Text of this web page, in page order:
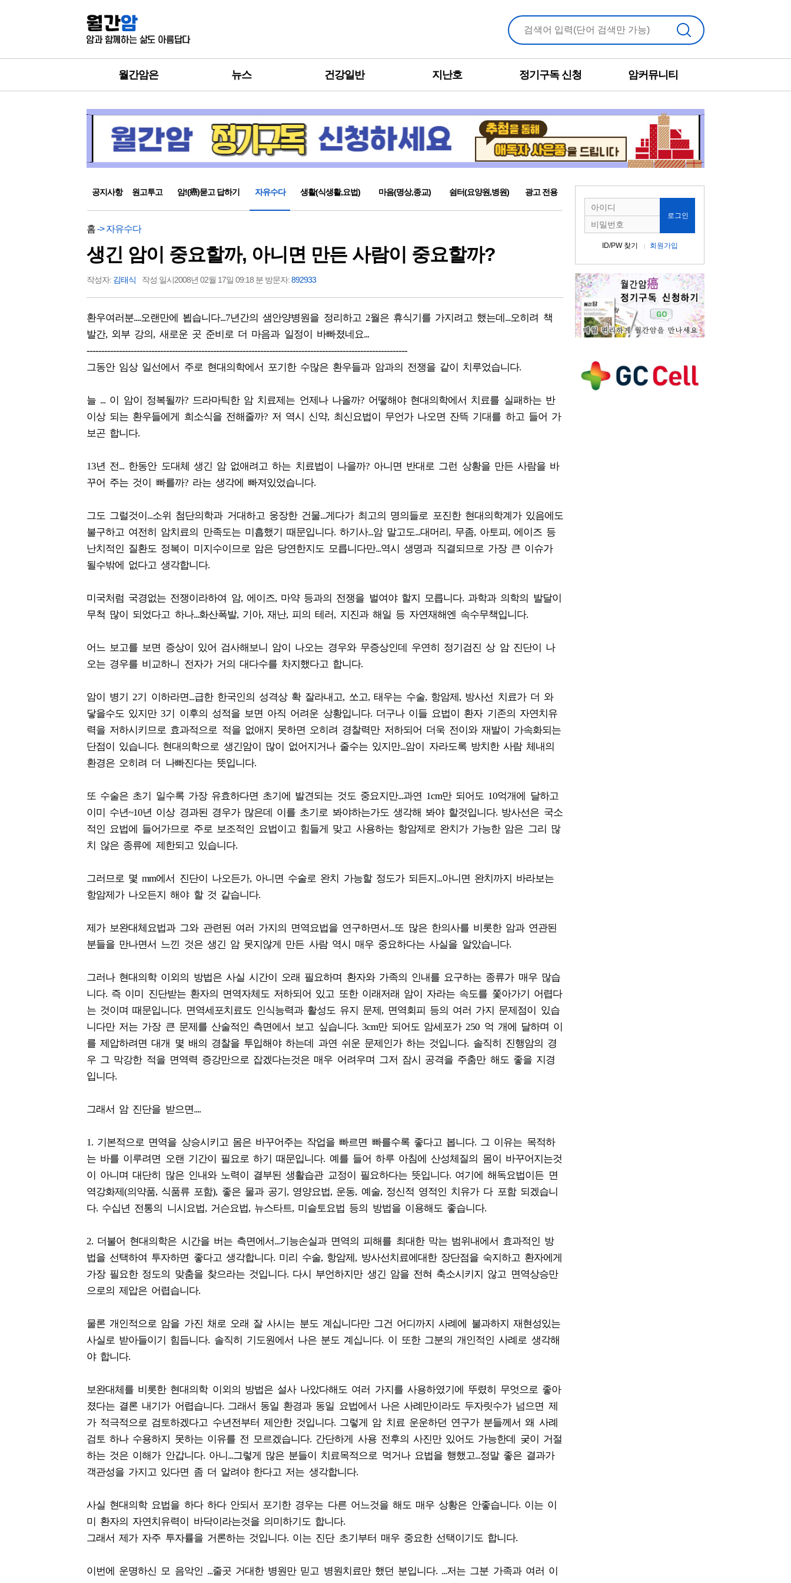
검색
월간암은 뉴스 건강일반 지난호 정기구독 신청 암커뮤니티
공지사항 원고투고 암!(癌)묻고 답하기 자유수다 생활(식생활,요법) 마음(명상,종교) 쉼터(요양원,병원) 광고 전용
홈-> 자유수다
생긴 암이 중요할까, 아니면 만든 사람이 중요할까?
작성자: 김태식 작성 일시2008년 02월 17일 09:18 분 방문자:892933
환우여러분....오랜만에 뵙습니다...7년간의 샘안양병원을 정리하고 2월은 휴식기를 가지려고 했는데...오히려 책
발간, 외부 강의, 새로운 곳 준비로 더 마음과 일정이 바빠졌네요...
-------------------------------------------------------------------------------------------------------------
그동안 임상 일선에서 주로 현대의학에서 포기한 수많은 환우들과 암과의 전쟁을 같이 치루었습니다.
늘 ... 이 암이 정복될까? 드라마틱한 암 치료제는 언제나 나올까? 어떻해야 현대의학에서 치료를 실패하는 반
이상 되는 환우들에게 희소식을 전해줄까? 저 역시 신약, 최신요법이 무언가 나오면 잔뜩 기대를 하고 들어 가
보곤 합니다.
13년 전... 한동안 도대체 생긴 암 없애려고 하는 치료법이 나을까? 아니면 반대로 그런 상황을 만든 사람을 바
꾸어 주는 것이 빠를까? 라는 생각에 빠져있었습니다.
그도 그럴것이...소위 첨단의학과 거대하고 웅장한 건물...게다가 최고의 명의들로 포진한 현대의학계가 있음에도
불구하고 여전히 암치료의 만족도는 미흡했기 때문입니다. 하기사...암 말고도...대머리, 무좀, 아토피, 에이즈 등
난치적인 질환도 정복이 미지수이므로 암은 당연한지도 모릅니다만...역시 생명과 직결되므로 가장 큰 이슈가
될수밖에 없다고 생각합니다.
미국처럼 국경없는 전쟁이라하여 암, 에이즈, 마약 등과의 전쟁을 벌여야 할지 모릅니다. 과학과 의학의 발달이
무척 많이 되었다고 하나...화산폭발, 기아, 재난, 피의 테러, 지진과 해일 등 자연재해엔 속수무책입니다.
어느 보고를 보면 증상이 있어 검사해보니 암이 나오는 경우와 무증상인데 우연히 정기검진 상 암 진단이 나
오는 경우를 비교하니 전자가 거의 대다수를 차지했다고 합니다.
암이 병기 2기 이하라면...급한 한국인의 성격상 확 잘라내고, 쏘고, 태우는 수술, 항암제, 방사선 치료가 더 와
닿을수도 있지만 3기 이후의 성적을 보면 아직 어려운 상황입니다. 더구나 이들 요법이 환자 기존의 자연치유
력을 저하시키므로 효과적으로 적을 없애지 못하면 오히려 경찰력만 저하되어 더욱 전이와 재발이 가속화되는
단점이 있습니다. 현대의학으로 생긴암이 많이 없어지거나 줄수는 있지만...암이 자라도록 방치한 사람 체내의
환경은 오히려 더 나빠진다는 뜻입니다.
또 수술은 초기 일수록 가장 유효하다면 초기에 발견되는 것도 중요지만...과연 1cm만 되어도 10억개에 달하고
이미 수년~10년 이상 경과된 경우가 많은데 이를 초기로 봐야하는가도 생각해 봐야 할것입니다. 방사선은 국소
적인 요법에 들어가므로 주로 보조적인 요법이고 힘들게 맞고 사용하는 항암제로 완치가 가능한 암은 그리 많
치 않은 종류에 제한되고 있습니다.
그러므로 몇 mm에서 진단이 나오든가, 아니면 수술로 완치 가능할 정도가 되든지...아니면 완치까지 바라보는
항암제가 나오든지 해야 할 것 같습니다.
제가 보완대체요법과 그와 관련된 여러 가지의 면역요법을 연구하면서...또 많은 한의사를 비롯한 암과 연관된
분들을 만나면서 느낀 것은 생긴 암 못지않게 만든 사람 역시 매우 중요하다는 사실을 알았습니다.
그러나 현대의학 이외의 방법은 사실 시간이 오래 필요하며 환자와 가족의 인내를 요구하는 종류가 매우 많습
니다. 즉 이미 진단받는 환자의 면역자체도 저하되어 있고 또한 이래저래 암이 자라는 속도를 쫓아가기 어렵다
는 것이며 때문입니다. 면역세포치료도 인식능력과 활성도 유지 문제, 면역회피 등의 여러 가지 문제점이 있습
니다만 저는 가장 큰 문제를 산술적인 측면에서 보고 싶습니다. 3cm만 되어도 암세포가 250 억 개에 달하며 이
를 제압하려면 대개 몇 배의 경찰을 투입해야 하는데 과연 쉬운 문제인가 하는 것입니다. 솔직히 진행암의 경
우 그 막강한 적을 면역력 증강만으로 잡겠다는것은 매우 어려우며 그저 잠시 공격을 주춤만 해도 좋을 지경
입니다.
그래서 암 진단을 받으면....
1. 기본적으로 면역을 상승시키고 몸은 바꾸어주는 작업을 빠르면 빠를수록 좋다고 봅니다. 그 이유는 목적하
는 바를 이루려면 오랜 기간이 필요로 하기 때문입니다. 예를 들어 하루 아침에 산성체질의 몸이 바꾸어지는것
이 아니며 대단히 많은 인내와 노력이 결부된 생활습관 교정이 필요하다는 뜻입니다. 여기에 해독요법이든 면
역강화제(의약품, 식품류 포함), 좋은 물과 공기, 영양요법, 운동, 예술, 정신적 영적인 치유가 다 포함 되겠습니
다. 수십년 전통의 니시요법, 거슨요법, 뉴스타트, 미슬토요법 등의 방법을 이용해도 좋습니다.
2. 더불어 현대의학은 시간을 버는 측면에서...기능손실과 면역의 피해를 최대한 막는 범위내에서 효과적인 방
법을 선택하여 투자하면 좋다고 생각합니다. 미리 수술, 항암제, 방사선치료에대한 장단점을 숙지하고 환자에게
가장 필요한 정도의 맞춤을 찾으라는 것입니다. 다시 부언하지만 생긴 암을 전혀 축소시키지 않고 면역상승만
으로의 제압은 어렵습니다.
물론 개인적으로 암을 가진 채로 오래 잘 사시는 분도 계십니다만 그건 어디까지 사례에 불과하지 재현성있는
사실로 받아들이기 힘듭니다. 솔직히 기도원에서 나은 분도 계십니다. 이 또한 그분의 개인적인 사례로 생각해
야 합니다.
보완대체를 비롯한 현대의학 이외의 방법은 설사 나았다해도 여러 가지를 사용하였기에 뚜렸히 무엇으로 좋아
졌다는 결론 내기가 어렵습니다. 그래서 동일 환경과 동일 요법에서 나은 사례만이라도 두자릿수가 넘으면 제
가 적극적으로 검토하겠다고 수년전부터 제안한 것입니다. 그렇게 암 치료 운운하던 연구가 분들께서 왜 사례
검토 하나 수용하지 못하는 이유를 전 모르겠습니다. 간단하게 사용 전후의 사진만 있어도 가능한데 궂이 거절
하는 것은 이해가 안갑니다. 아니...그렇게 많은 분들이 치료목적으로 먹거나 요법을 행했고...정말 좋은 결과가
객관성을 가지고 있다면 좀 더 알려야 한다고 저는 생각합니다.
사실 현대의학 요법을 하다 하다 안되서 포기한 경우는 다른 어느것을 해도 매우 상황은 안좋습니다. 이는 이
미 환자의 자연치유력이 바닥이라는것을 의미하기도 합니다.
그래서 제가 자주 투자률을 거론하는 것입니다. 이는 진단 초기부터 매우 중요한 선택이기도 합니다.
이번에 운명하신 모 음악인 ...줄곳 거대한 병원만 믿고 병원치료만 했던 분입니다. ...저는 그분 가족과 여러 이
로그인
ID/PW 찾기 회원가입